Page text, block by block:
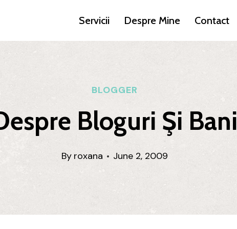
Servicii Despre Mine Contact
BLOGGER
Bloguri Şi Bani
By roxana June 2, 2009